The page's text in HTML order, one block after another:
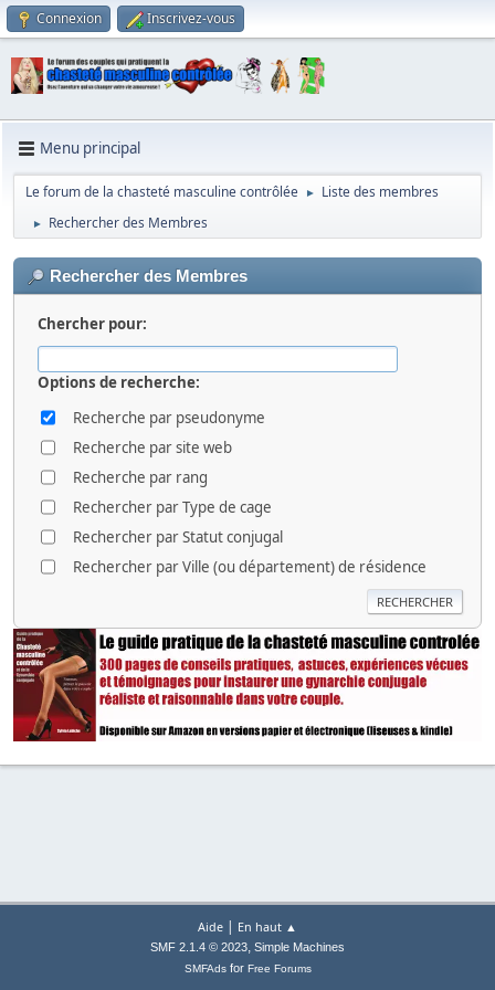
Connexion Inscrivez-vous
Menu principal
Le forum de la chasteté masculine contrôlée ► Liste des membres
► Rechercher des Membres
Rechercher des Membres
Chercher pour:
Options de recherche:
Recherche par pseudonyme
Recherche par site web
Recherche par rang
Rechercher par Type de cage
Rechercher par Statut conjugal
Rechercher par Ville (ou département) de résidence
Aide | En haut ▲
SMF 2.1.4 © 2023, Simple Machines
SMFAdsfor Free Forums